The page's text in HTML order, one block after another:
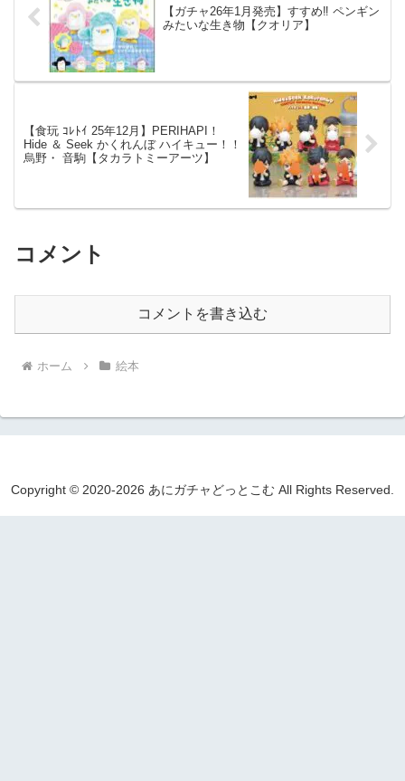
【ガチャ26年1月発売】すすめ‼ ペンギン
みたいな生き物【クオリア】
【食玩 ｺﾚﾄｲ 25年12月】PERIHAPI！
Hide ＆ Seek かくれんぼ ハイキュー！！
烏野・ 音駒【タカラトミーアーツ】
コメント
コメントを書き込む
ホーム 絵本
Copyright © 2020-2026 あにガチャどっとこむ All Rights Reserved.